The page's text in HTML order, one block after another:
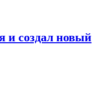
и создал новый